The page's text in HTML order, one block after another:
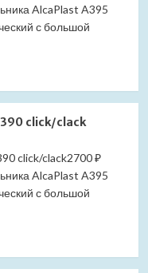
AlcaPlast A395
с большой
click/clack
click/clack2700 ₽
AlcaPlast A395
с большой